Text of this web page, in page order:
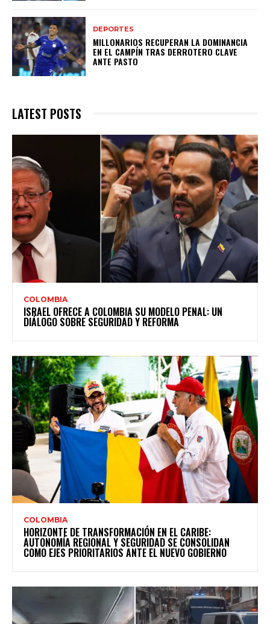
DEPORTES
MILLONARIOS RECUPERAN LA DOMINANCIA
EN EL CAMPÍN TRAS DERROTERO CLAVE
ANTE PASTO
LATEST POSTS
COLOMBIA
ISRAEL OFRECE A COLOMBIA SU MODELO PENAL: UN
DIÁLOGO SOBRE SEGURIDAD Y REFORMA
COLOMBIA
HORIZONTE DE TRANSFORMACIÓN EN EL CARIBE:
AUTONOMÍA REGIONAL Y SEGURIDAD SE CONSOLIDAN
COMO EJES PRIORITARIOS ANTE EL NUEVO GOBIERNO